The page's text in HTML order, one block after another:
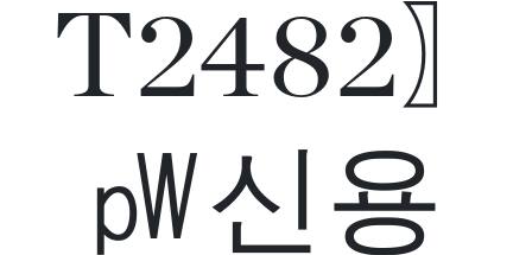
T2482〗
㎺신용